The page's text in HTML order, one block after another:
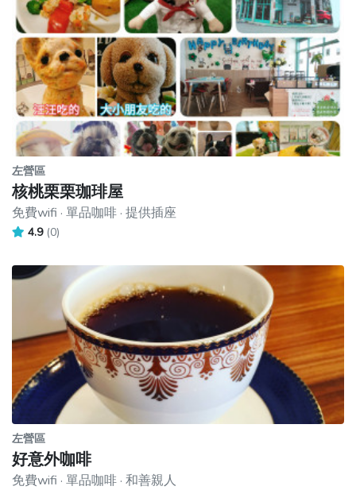
左營區
核桃栗栗珈琲屋
免費wifi · 單品咖啡 · 提供插座
4.9 (0)
左營區
好意外咖啡
免費wifi · 單品咖啡 · 和善親人